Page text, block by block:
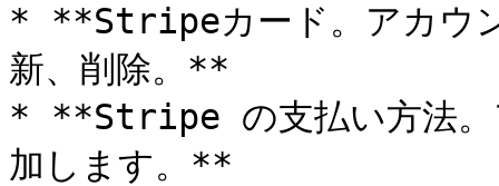
* **Stripeカード。アカウ
新、削除。**
* **Stripe の支払い方法。
加します。**